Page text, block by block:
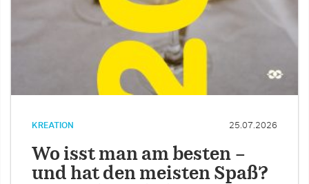
KREATION 25.07.2026
Wo isst man am besten –
und hat den meisten Spaß?